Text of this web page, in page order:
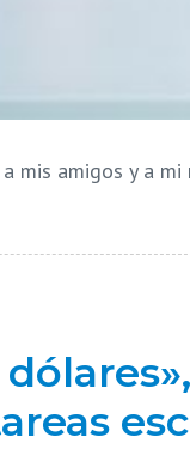
mis amigos y a